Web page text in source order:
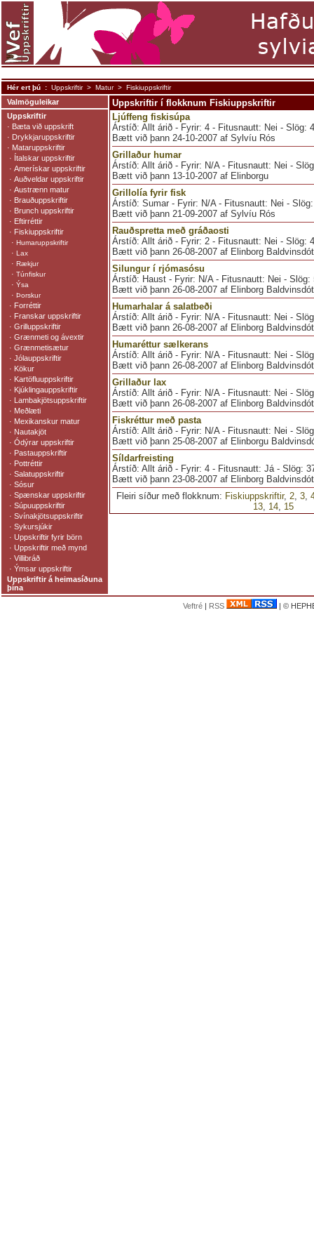
Uppskriftir í flokknum Fiskiuppskriftir
Ljúffeng fiskisúpa
Árstíð: Allt árið - Fyrir: 4 - Fitusnautt: Nei - Slög:
Bætt við þann 24-10-2007 af Sylvíu Rós
Grillaður humar
Árstíð: Allt árið - Fyrir: N/A - Fitusnautt: Nei -
Bætt við þann 13-10-2007 af Elinborgu
Grillolía fyrir fisk
Árstíð: Sumar - Fyrir: N/A - Fitusnautt: Nei -
Bætt við þann 21-09-2007 af Sylvíu Rós
Rauðspretta með gráðaosti
Árstíð: Allt árið - Fyrir: 2 - Fitusnautt: Nei - Slög:
Bætt við þann 26-08-2007 af Elinborg
Silungur í rjómasósu
Árstíð: Haust - Fyrir: N/A - Fitusnautt: Nei - Slög:
Bætt við þann 26-08-2007 af Elinborg
Humarhalar á salatbeði
Árstíð: Allt árið - Fyrir: N/A - Fitusnautt: Nei -
Bætt við þann 26-08-2007 af Elinborg
Humaréttur sælkerans
Árstíð: Allt árið - Fyrir: N/A - Fitusnautt: Nei -
Bætt við þann 26-08-2007 af Elinborg
Grillaður lax
Árstíð: Allt árið - Fyrir: N/A - Fitusnautt: Nei -
Bætt við þann 26-08-2007 af Elinborg
Fiskréttur með pasta
Árstíð: Allt árið - Fyrir: N/A - Fitusnautt: Nei -
Bætt við þann 25-08-2007 af Elinborgu
Síldarfreisting
Árstíð: Allt árið - Fyrir: 4 - Fitusnautt: Já - Slög:
Bætt við þann 23-08-2007 af Elinborg
Fleiri síður með flokknum: Fiskiuppskriftir, 2, 3,
13, 14, 15
Valmöguleikar
Uppskriftir
· Bæta við uppskrift
· Drykkjaruppskriftir
· Mataruppskriftir
· Ítalskar uppskriftir
· Amerískar uppskriftir
· Auðveldar uppskriftir
· Austrænn matur
· Brauðuppskriftir
· Brunch uppskriftir
· Eftirréttir
· Fiskiuppskriftir
· Humaruppskriftir
· Lax
· Rækjur
· Túnfiskur
· Ýsa
· Þorskur
· Forréttir
· Franskar uppskriftir
· Grilluppskriftir
· Grænmeti og ávextir
· Grænmetisætur
· Jólauppskriftir
· Kökur
· Kartöfluuppskriftir
· Kjúklingauppskriftir
· Lambakjötsuppskriftir
· Meðlæti
· Mexikanskur matur
· Nautakjöt
· Ódýrar uppskriftir
· Pastauppskriftir
· Pottréttir
· Salatuppskriftir
· Sósur
· Spænskar uppskriftir
· Súpuuppskriftir
· Svínakjötsuppskriftir
· Sykursjúkir
· Uppskriftir fyrir börn
· Uppskriftir með mynd
· Villibráð
· Ýmsar uppskriftir
Uppskriftir á heimasíðuna
þína
Veftré| RSS | ©
Hér ert þú : Uppskriftir > Matur > Fiskiuppskriftir